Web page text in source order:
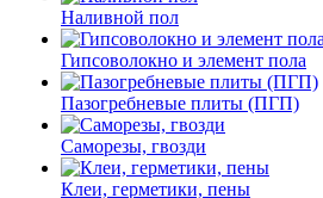
Наливной пол
Гипсоволокно и элемент пола
Пазогребневые плиты (ПГП)
Саморезы, гвозди
Клеи, герметики, пены